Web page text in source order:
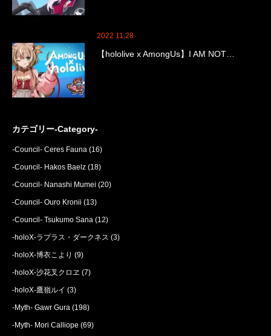
2022.11.28
【hololive x AmongUs】I AM NOT…
カテゴリー-Category-
-Council- Ceres Fauna (16)
-Council- Hakos Baelz (18)
-Council- Nanashi Mumei (20)
-Council- Ouro Kronii (13)
-Council- Tsukumo Sana (12)
-holoX-ラプラス・ダークネス (3)
-holoX-博衣こより (9)
-holoX-沙花叉クロヱ (7)
-holoX-鷹嶺ルイ (3)
-Myth- Gawr Gura (198)
-Myth- Mori Calliope (69)